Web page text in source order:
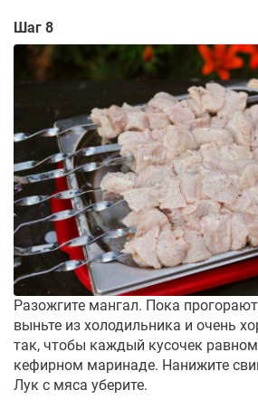
Шаг 8
Разожгите мангал. Пока
выньте из холодильника и очень
так, чтобы каждый кусочек
кефирном маринаде. Нанижите
Лук с мяса уберите.